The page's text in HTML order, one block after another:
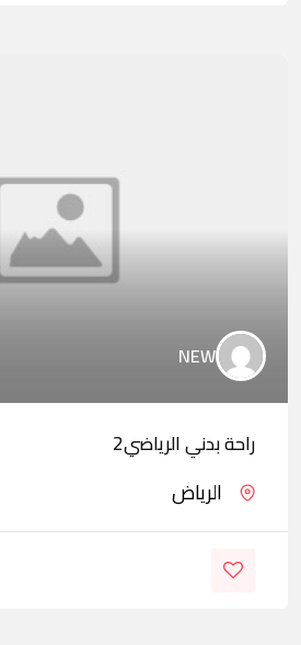
NEW
راحة بدني الرياضي2
الرياض